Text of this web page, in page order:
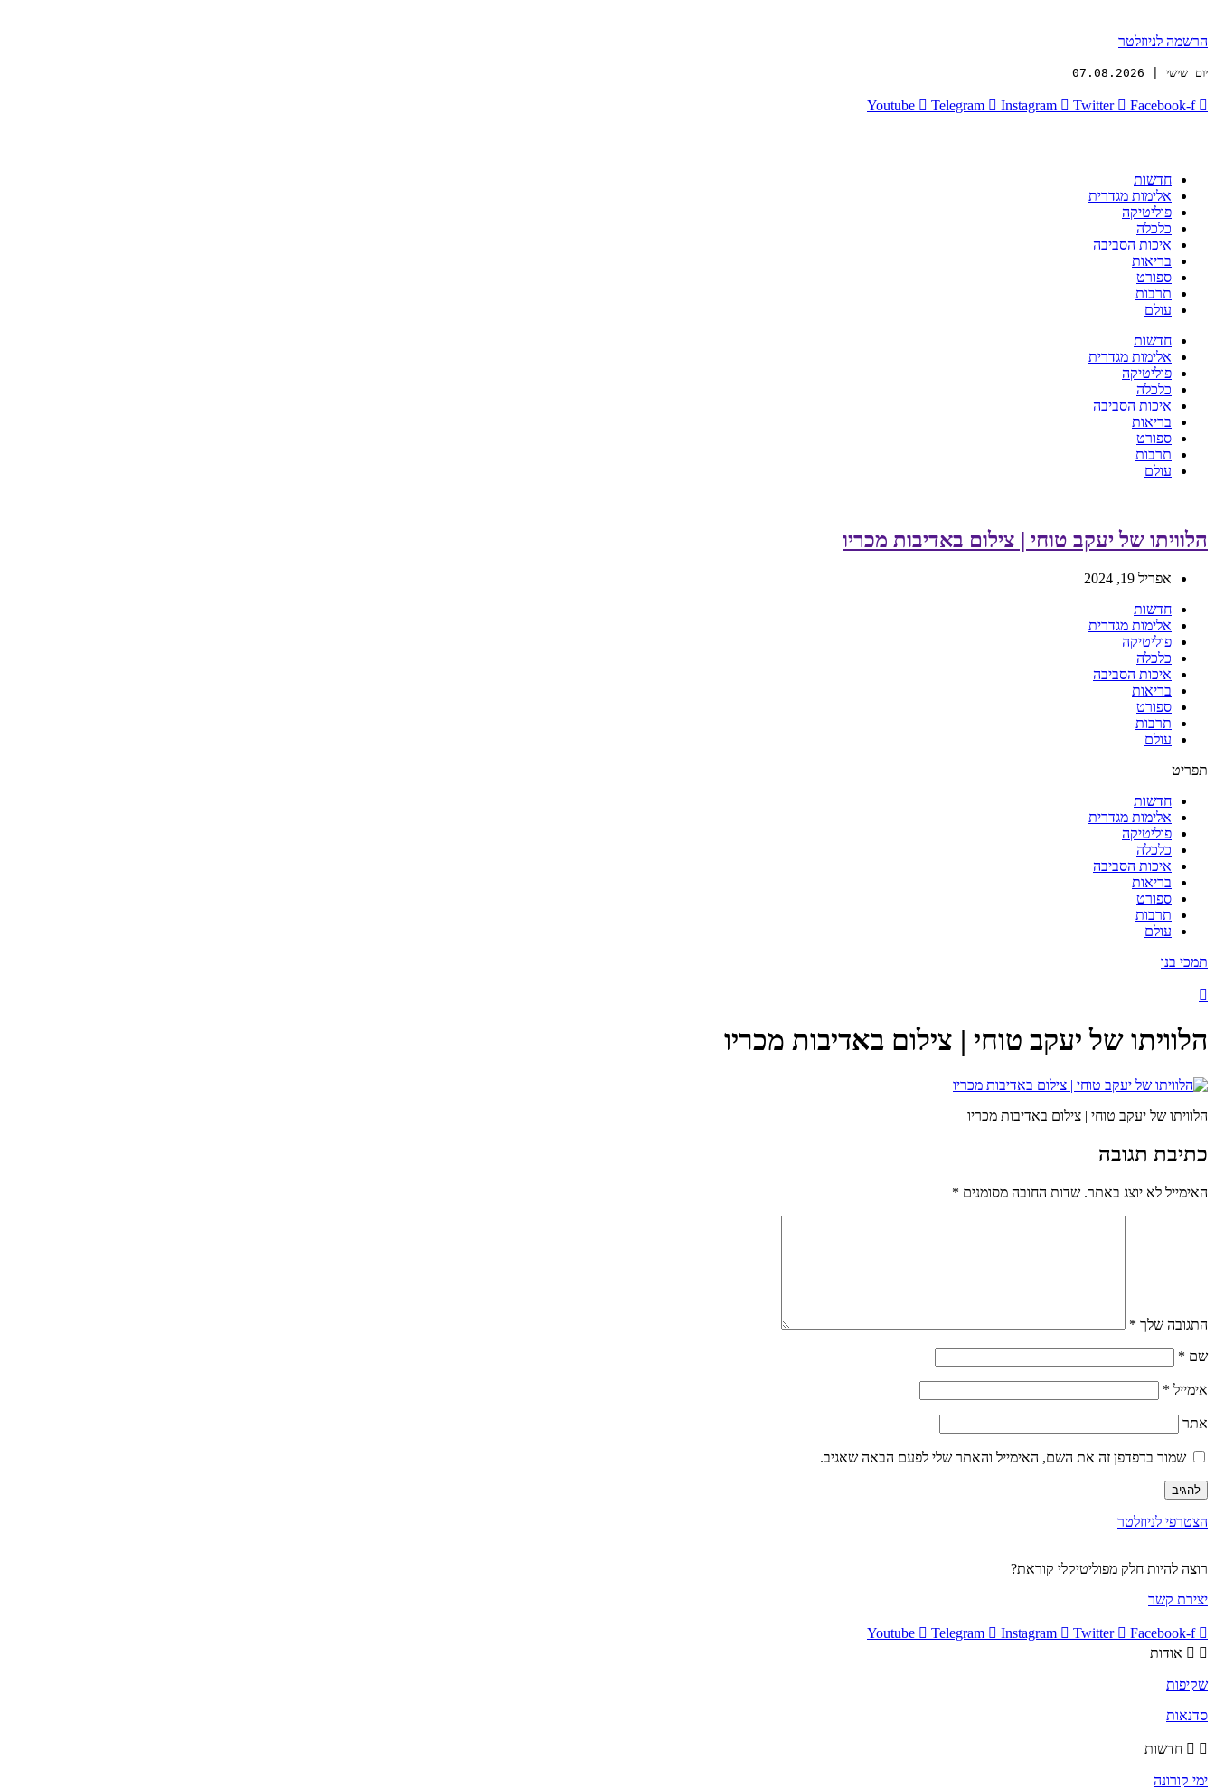
הרשמה לניוזלטר
יום שישי | 07.08.2026
Youtube Telegram Instagram Twitter Facebook-f
חדשות
אלימות מגדרית
פוליטיקה
כלכלה
איכות הסביבה
בריאות
ספורט
תרבות
עולם
חדשות
אלימות מגדרית
פוליטיקה
כלכלה
איכות הסביבה
בריאות
ספורט
תרבות
עולם
הלוויתו של יעקב טוחי | צילום באדיבות מכריו
אפריל 19, 2024
חדשות
אלימות מגדרית
פוליטיקה
כלכלה
איכות הסביבה
בריאות
ספורט
תרבות
עולם
תפריט
חדשות
אלימות מגדרית
פוליטיקה
כלכלה
איכות הסביבה
בריאות
ספורט
תרבות
עולם
תמכי בנו
הלוויתו של יעקב טוחי | צילום באדיבות מכריו
הלוויתו של יעקב טוחי | צילום באדיבות מכריו
כתיבת תגובה
האימייל לא יוצג באתר. שדות החובה מסומנים *
התגובה שלך *
שם *
אימייל *
אתר
שמור בדפדפן זה את השם, האימייל והאתר שלי לפעם הבאה שאגיב.
הצטרפי לניוזלטר
רוצה להיות חלק מפוליטיקלי קוראת?
יצירת קשר
Youtube Telegram Instagram Twitter
Facebook-f
אודות
שקיפות
סדנאות
חדשות
ימי קורונה